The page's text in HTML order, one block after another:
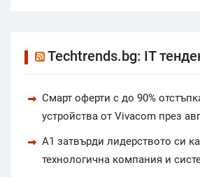
Techtrends.bg: IT
Смарт оферти с до 90%
устройства от Vivacom през
А1 затвърди лидерството си
технологична компания и